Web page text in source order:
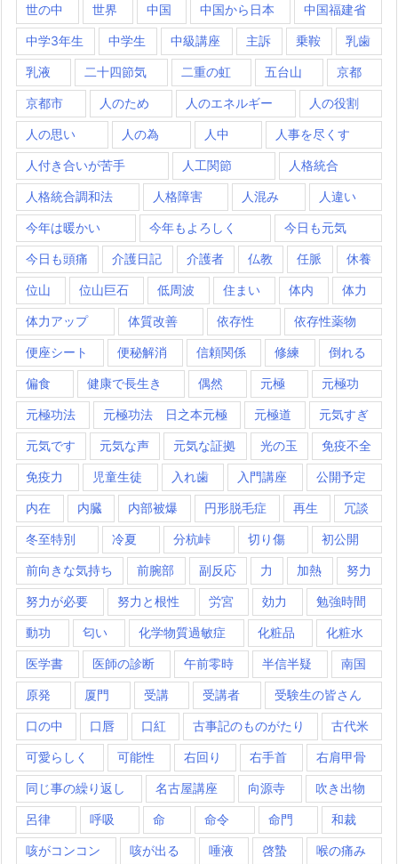
世の中 世界 中国 中国から日本 中国福建省
中学3年生 中学生 中級講座 主訴 乗鞍 乳歯
乳液 二十四節気 二重の虹 五台山 京都
京都市 人のため 人のエネルギー 人の役割
人の思い 人の為 人中 人事を尽くす
人付き合いが苦手 人工関節 人格統合
人格統合調和法 人格障害 人混み 人違い
今年は暖かい 今年もよろしく 今日も元気
今日も頭痛 介護日記 介護者 仏教 任脈 休養
位山 位山巨石 低周波 住まい 体内 体力
体力アップ 体質改善 依存性 依存性薬物
便座シート 便秘解消 信頼関係 修練 倒れる
偏食 健康で長生き 偶然 元極 元極功
元極功法 元極功法 日之本元極 元極道 元気すぎ
元気です 元気な声 元気な証拠 光の玉 免疫不全
免疫力 児童生徒 入れ歯 入門講座 公開予定
内在 内臓 内部被爆 円形脱毛症 再生 冗談
冬至特別 冷夏 分杭峠 切り傷 初公開
前向きな気持ち 前腕部 副反応 力 加熱 努力
努力が必要 努力と根性 労宮 効力 勉強時間
動功 匂い 化学物質過敏症 化粧品 化粧水
医学書 医師の診断 午前零時 半信半疑 南国
原発 厦門 受講 受講者 受験生の皆さん
口の中 口唇 口紅 古事記のものがたり 古代米
可愛らしく 可能性 右回り 右手首 右肩甲骨
同じ事の繰り返し 名古屋講座 向源寺 吹き出物
呂律 呼吸 命 命令 命門 和裁
咳がコンコン 咳が出る 唾液 啓蟄 喉の痛み